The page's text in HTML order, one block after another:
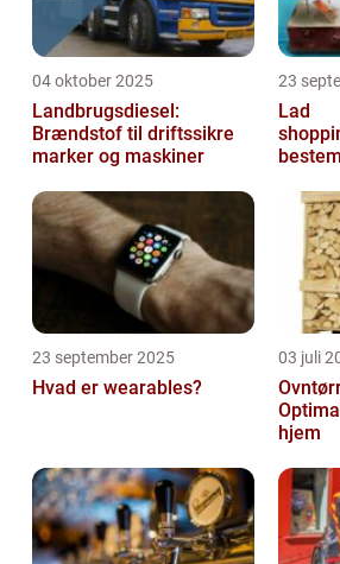
04 oktober 2025
Landbrugsdiesel:
Brændstof til driftssikre
marker og maskiner
23
Lad
23 september 2025
Hvad er wearables?
03 juli
hjem